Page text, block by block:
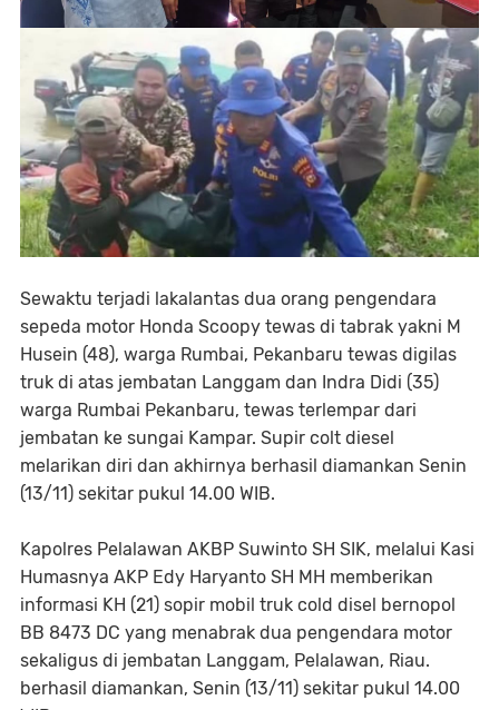
Sewaktu terjadi lakalantas dua orang pengendara
sepeda motor Honda Scoopy tewas di tabrak yakni M
Husein (48), warga Rumbai, Pekanbaru tewas digilas
truk di atas jembatan Langgam dan Indra Didi (35)
warga Rumbai Pekanbaru, tewas terlempar dari
jembatan ke sungai Kampar. Supir colt diesel
melarikan diri dan akhirnya berhasil diamankan Senin
(13/11) sekitar pukul 14.00 WIB.
Kapolres Pelalawan AKBP Suwinto SH SIK, melalui Kasi
Humasnya AKP Edy Haryanto SH MH memberikan
informasi KH (21) sopir mobil truk cold disel bernopol
BB 8473 DC yang menabrak dua pengendara motor
sekaligus di jembatan Langgam, Pelalawan, Riau.
berhasil diamankan, Senin (13/11) sekitar pukul 14.00